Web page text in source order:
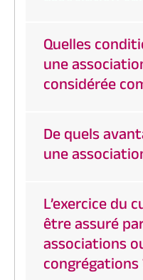
Quelles
une
considérée
De quels
une
L’exercice du
être assuré
associations
congrégations